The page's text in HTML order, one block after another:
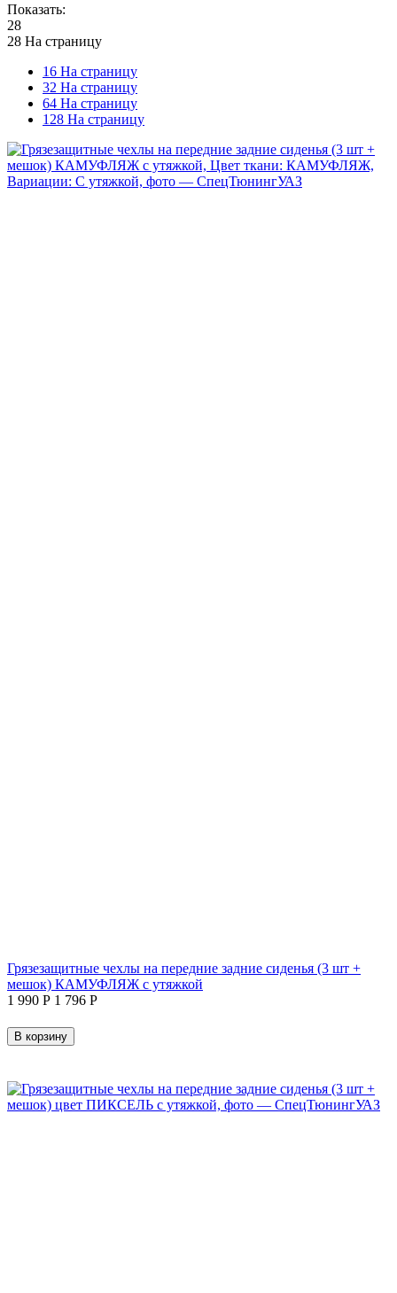
Показать:
28
28 На страницу
16 На страницу
32 На страницу
64 На страницу
128 На страницу
Грязезащитные чехлы на передние задние сиденья (3 шт +
мешок) КАМУФЛЯЖ с утяжкой
1 990 Р 1 796 Р
В корзину